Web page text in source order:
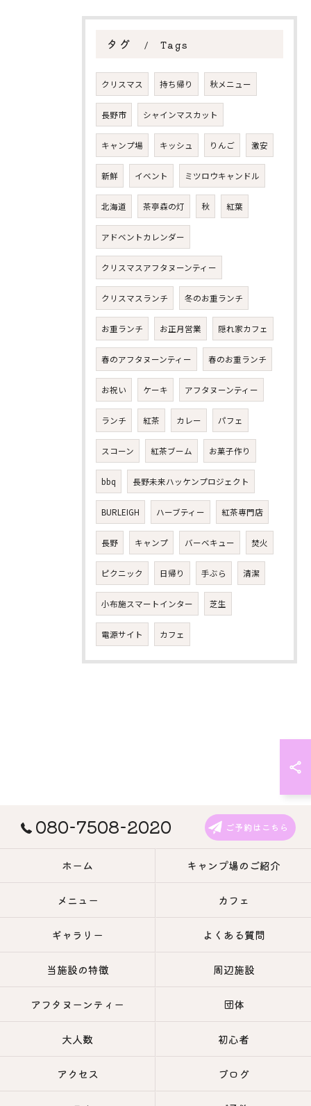
タグ Tags
クリスマス 持ち帰り 秋メニュー
長野市 シャインマスカット
キャンプ場 キッシュ りんご 激安
新鮮 イベント ミツロウキャンドル
北海道 茶亭森の灯 秋 紅葉
アドベントカレンダー
クリスマスアフタヌーンティー
クリスマスランチ 冬のお重ランチ
お重ランチ お正月営業 隠れ家カフェ
春のアフタヌーンティー 春のお重ランチ
お祝い ケーキ アフタヌーンティー
ランチ 紅茶 カレー パフェ
スコーン 紅茶ブーム お菓子作り
bbq 長野未来ハッケンプロジェクト
BURLEIGH ハーブティー 紅茶専門店
長野 キャンプ バーベキュー 焚火
ピクニック 日帰り 手ぶら 清潔
小布施スマートインター 芝生
電源サイト カフェ
080-7508-2020 ご予約はこちら
ホーム キャンプ場のご紹介
メニュー カフェ
ギャラリー よくある質問
当施設の特徴 周辺施設
アフタヌーンティー 団体
大人数 初心者
アクセス ブログ
お気軽にお問い合わせください